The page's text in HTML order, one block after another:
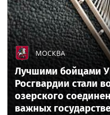
МОСКВА
Лучшими бойцами
Росгвардии стали
озерского
важных